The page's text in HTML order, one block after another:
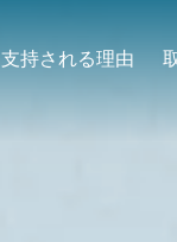
支持される理由